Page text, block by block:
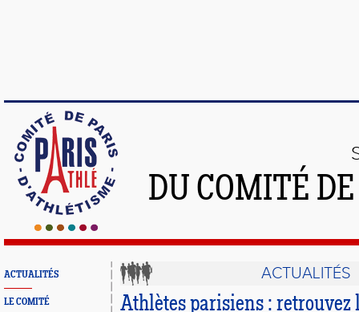
DU COMITÉ
ACTUALITÉS
LE COMITÉ
ACTUALITÉS
Athlètes parisiens : retrouvez